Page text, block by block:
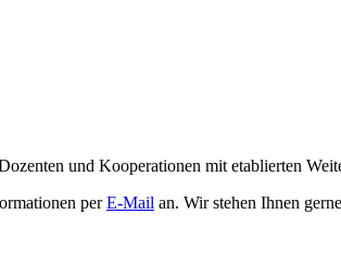
und Kooperationen mit etablierten
perE-Mail an. Wir stehen Ihnen